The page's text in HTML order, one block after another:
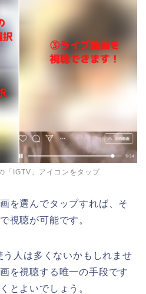
「IGTV」アイコンをタップ
を選んでタップすれば、そ
視聴が可能です。
人は多くないかもしれませ
を視聴する唯一の手段です
とよいでしょう。